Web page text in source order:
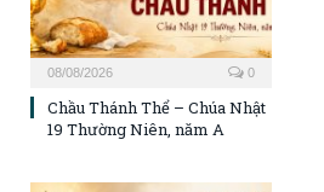
08/08/2026 0
Chầu Thánh Thể – Chúa Nhật
19 Thường Niên, năm A